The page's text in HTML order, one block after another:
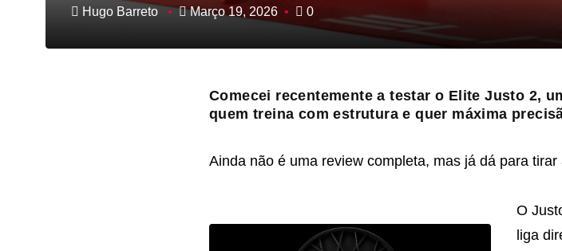
Hugo Barreto Março 19, 2026 0
Comecei recentemente a testar o Elite Justo 2,
quem treina com estrutura e quer máxima
Ainda não é uma review completa, mas já dá para
O
liga